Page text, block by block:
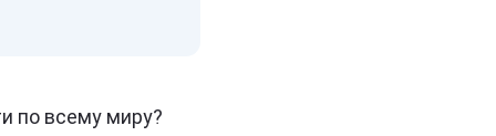
по всему миру?